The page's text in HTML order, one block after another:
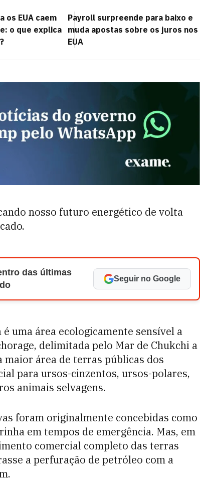
os EUA caem
o que explica
Payroll surpreende para baixo e
muda apostas sobre os juros nos
EUA
nosso futuro energético de volta
das últimas
Seguir no Google
uma área ecologicamente sensível a
delimitada pelo Mar de Chukchi a
maior área de terras públicas dos
para ursos-cinzentos, ursos-polares,
animais selvagens.
foram originalmente concebidas como
em tempos de emergência. Mas, em
comercial completo das terras
a perfuração de petróleo com a